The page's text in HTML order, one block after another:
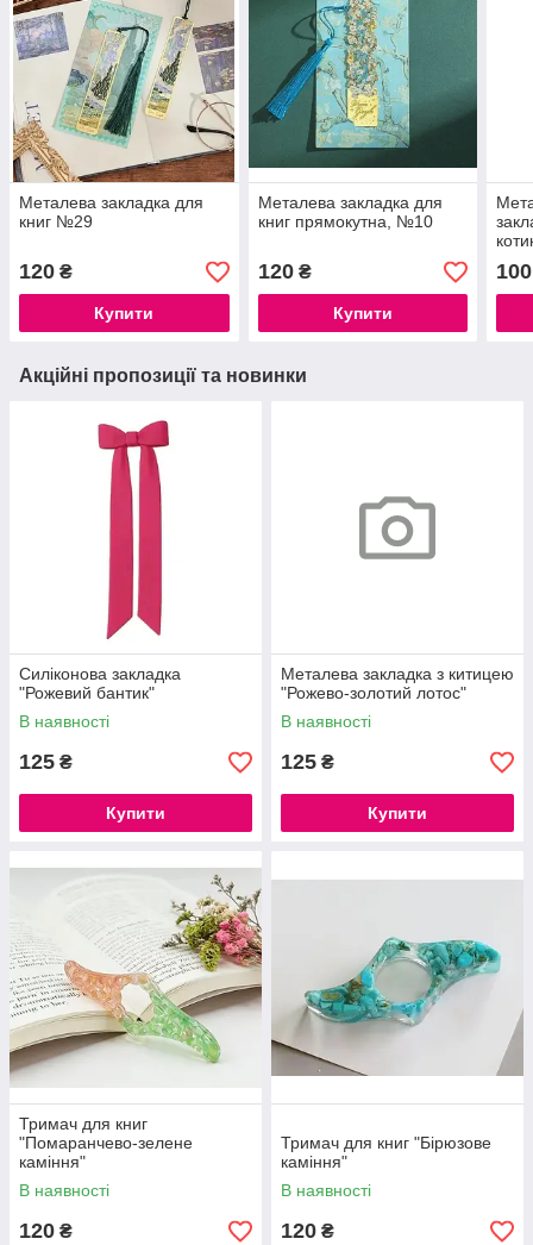
Металева закладка для
книг №29
120 ₴
Купити
Металева закладка для
книг прямокутна, №10
120₴
Купити
100
Акційні пропозиції та новинки
Силіконова закладка
"Рожевий бантик"
В наявності
125 ₴
Купити
Металева закладка з китицею
"Рожево-золотий лотос"
В наявності
125 ₴
Купити
Тримач для книг
"Помаранчево-зелене
каміння"
В наявності
120 ₴
Тримач для книг "Бірюзове
каміння"
В наявності
120 ₴